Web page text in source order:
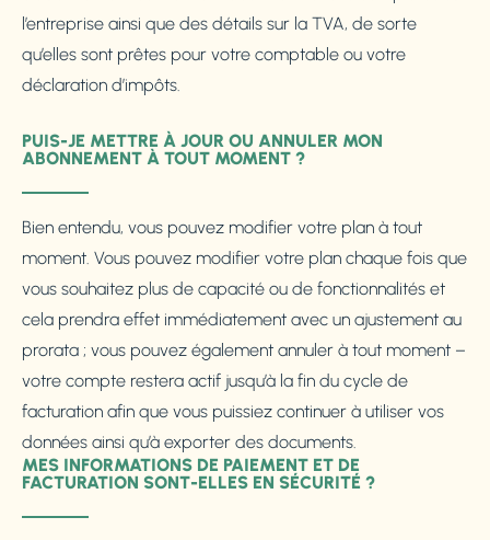
l’entreprise ainsi que des détails sur la TVA, de sorte
qu’elles sont prêtes pour votre comptable ou votre
déclaration d’impôts.
PUIS-JE METTRE À JOUR OU ANNULER MON
ABONNEMENT À TOUT MOMENT ?
Bien entendu, vous pouvez modifier votre plan à tout
moment. Vous pouvez modifier votre plan chaque fois que
vous souhaitez plus de capacité ou de fonctionnalités et
cela prendra effet immédiatement avec un ajustement au
prorata ; vous pouvez également annuler à tout moment –
votre compte restera actif jusqu’à la fin du cycle de
facturation afin que vous puissiez continuer à utiliser vos
données ainsi qu’à exporter des documents.
MES INFORMATIONS DE PAIEMENT ET DE
FACTURATION SONT-ELLES EN SÉCURITÉ ?